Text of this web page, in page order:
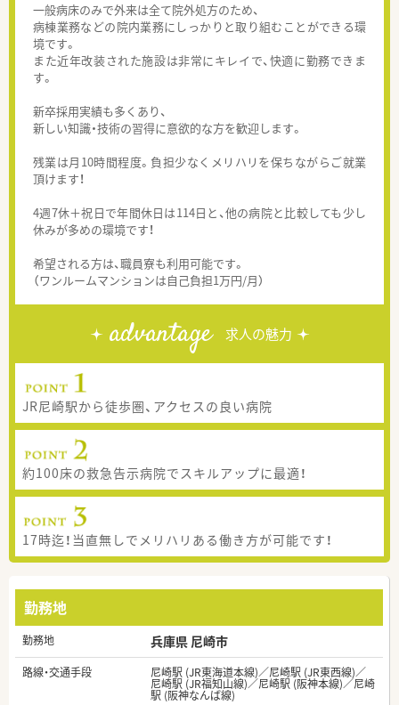
一般病床のみで外来は全て院外処方のため、
病棟業務などの院内業務にしっかりと取り組むことができる環
境です。
また近年改装された施設は非常にキレイで、快適に勤務できま
す。
新卒採用実績も多くあり、
新しい知識・技術の習得に意欲的な方を歓迎します。
残業は月10時間程度。負担少なくメリハリを保ちながらご就業
頂けます！
4週7休＋祝日で年間休日は114日と、他の病院と比較しても少し
休みが多めの環境です！
希望される方は、職員寮も利用可能です。
（ワンルームマンションは自己負担1万円/月）
advantage 求人の魅力
JR尼崎駅から徒歩圏、アクセスの良い病院
約100床の救急告示病院でスキルアップに最適！
17時迄！当直無しでメリハリある働き方が可能です！
勤務地
勤務地 兵庫県 尼崎市
路線・交通手段 尼崎駅 (JR東海道本線)／尼崎駅 (JR東西線)／
尼崎駅 (JR福知山線)／尼崎駅 (阪神本線)／尼崎
駅 (阪神なんば線)